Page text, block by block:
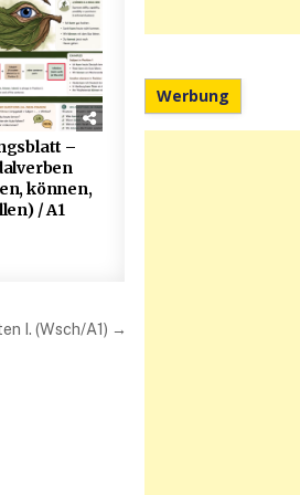
–
können,
/ A1
I. (Wsch/A1) →
Werbung